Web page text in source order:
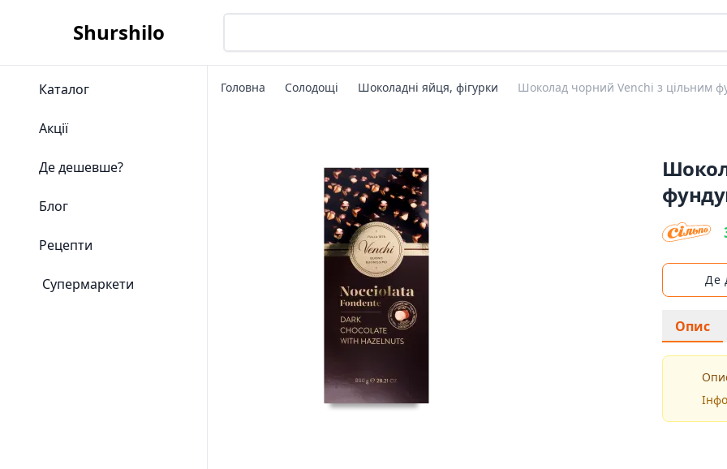
Shurshilo
Каталог
Акції
Де дешевше?
Блог
Рецепти
Супермаркети
Головна Солодощі Шоколадні яйця, фігурки Шоколад чорний Venchi з цільним
Де
Опис